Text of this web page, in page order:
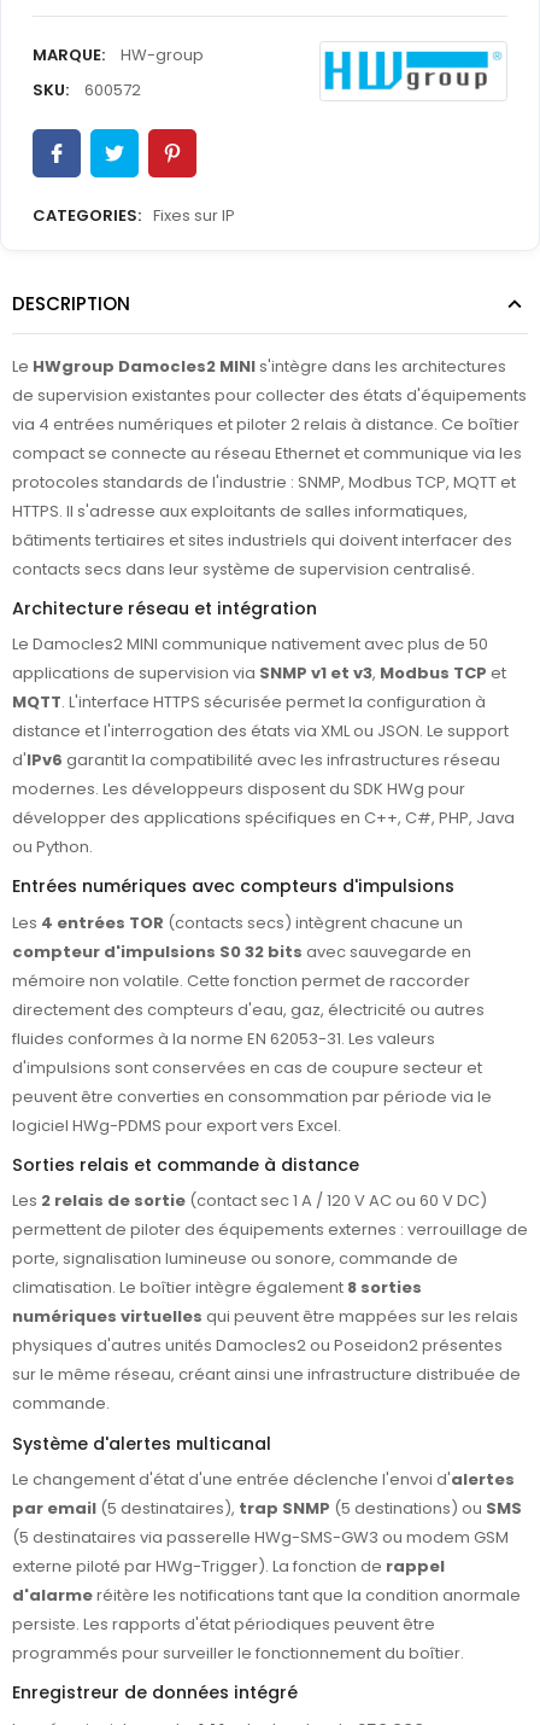
MARQUE:
HW-group
SKU:
600572
CATEGORIES: Fixes sur IP
DESCRIPTION
Le HWgroup Damocles2 MINIs'intègre dans les architectures
de supervision existantes pour collecter des états d'équipements
via 4 entrées numériques et piloter 2 relais à distance. Ce boîtier
compact se connecte au réseau Ethernet et communique via les
protocoles standards de l'industrie : SNMP, Modbus TCP, MQTT et
HTTPS. Il s'adresse aux exploitants de salles informatiques,
bâtiments tertiaires et sites industriels qui doivent interfacer des
contacts secs dans leur système de supervision centralisé.
Architecture réseau et intégration
Le Damocles2 MINI communique nativement avec plus de 50
applications de supervision via SNMP v1 et v3, Modbus TCP et
MQTT. L'interface HTTPS sécurisée permet la configuration à
distance et l'interrogation des états via XML ou JSON. Le support
d'IPv6 garantit la compatibilité avec les infrastructures réseau
modernes. Les développeurs disposent du SDK HWg pour
développer des applications spécifiques en C++, C#, PHP, Java
ou Python.
Entrées numériques avec compteurs d'impulsions
Les 4 entrées TOR (contacts secs) intègrent chacune un
compteur d'impulsions S0 32 bits avec sauvegarde en
mémoire non volatile. Cette fonction permet de raccorder
directement des compteurs d'eau, gaz, électricité ou autres
fluides conformes à la norme EN 62053-31. Les valeurs
d'impulsions sont conservées en cas de coupure secteur et
peuvent être converties en consommation par période via le
logiciel HWg-PDMS pour export vers Excel.
Sorties relais et commande à distance
Les 2 relais de sortie (contact sec 1 A / 120 V AC ou 60 V DC)
permettent de piloter des équipements externes : verrouillage de
porte, signalisation lumineuse ou sonore, commande de
climatisation. Le boîtier intègre également 8 sorties
numériques virtuelles qui peuvent être mappées sur les relais
physiques d'autres unités Damocles2 ou Poseidon2 présentes
sur le même réseau, créant ainsi une infrastructure distribuée de
commande.
Système d'alertes multicanal
Le changement d'état d'une entrée déclenche l'envoi d'alertes
par email (5 destinataires), trap SNMP (5 destinations) ou SMS
(5 destinataires via passerelle HWg-SMS-GW3 ou modem GSM
externe piloté par HWg-Trigger). La fonction de rappel
d'alarmeréitère les notifications tant que la condition anormale
persiste. Les rapports d'état périodiques peuvent être
programmés pour surveiller le fonctionnement du boîtier.
Enregistreur de données intégré